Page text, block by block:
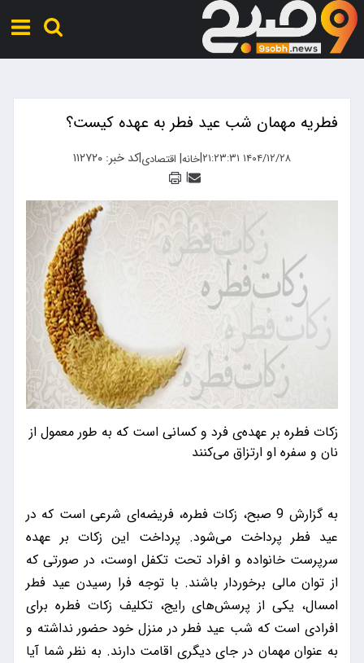
فطریه مهمان شب عید فطر به عهده کیست؟
۱۴۰۴/۱۲/۲۸ ۲۱:۲۳:۳۱ |خانه| اقتصادی|کد خبر: ۱۱۲۷۲۰
|
زکات فطره بر عهده‌ی فرد و کسانی است که به طور معمول از
نان و سفره او ارتزاق می‌کنند
به گزارش 9 صبح، زکات فطره، فریضه‌ای شرعی است که در
عید فطر پرداخت می‌شود. پرداخت این زکات بر عهده
سرپرست خانواده و افراد تحت تکفل اوست، در صورتی که
از توان مالی برخوردار باشند. با توجه فرا رسیدن عید فطر
امسال، یکی از پرسش‌های رایج، تکلیف زکات فطره برای
افرادی است که شب عید فطر در منزل خود حضور نداشته و
به عنوان مهمان در جای دیگری اقامت دارند. به نظر شما آیا